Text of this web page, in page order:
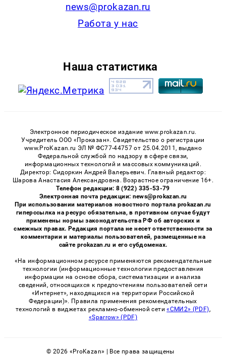
news@prokazan.ru
Работа у нас
Наша статистика
Электронное периодическое издание www.prokazan.ru.
Учредитель ООО «Проказан». Cвидетельство о регистрации
www.ProKazan.ru ЭЛ № ФС77-44757 от 25.04.2011, выдано
Федеральной службой по надзору в сфере связи,
информационных технологий и массовых коммуникаций.
Директор: Сидоркин Андрей Валерьевич. Главный редактор:
Шарова Анастасия Александровна. Возрастное ограничение 16+.
Телефон редакции: 8 (922) 335-53-79
Электронная почта редакции: news@prokazan.ru
При использовании материалов новостного портала prokazan.ru
гиперссылка на ресурс обязательна, в противном случае будут
применены нормы законодательства РФ об авторских и
смежных правах. Редакция портала не несет ответственности за
комментарии и материалы пользователей, размещенные на
сайте prokazan.ru и его субдоменах.
«На информационном ресурсе применяются рекомендательные
технологии (информационные технологии предоставления
информации на основе сбора, систематизации и анализа
сведений, относящихся к предпочтениям пользователей сети
«Интернет», находящихся на территории Российской
Федерации)». Правила применения рекомендательных
технологий в виджетах рекламно-обменной сети«СМИ2» (PDF),
«Sparrow» (PDF)
© 2026 «ProKazan» | Все права защищены